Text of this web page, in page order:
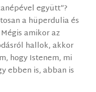
együtt”?
a hüperdulia és
amikor az
hallok, akkor
hogy Istenem, mi
ebben is, abban is